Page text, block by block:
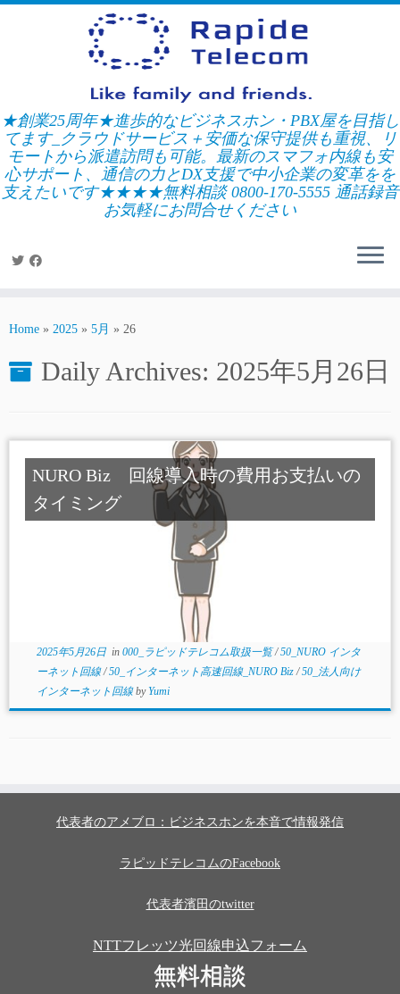
Skip
★創業25周年★進歩的なビジネスホン・PBX屋を目指し
てます_クラウドサービス＋安価な保守提供も重視、リ
モートから派遣訪問も可能。最新のスマフォ内線も安
心サポート、通信の力とDX支援で中小企業の変革をを
支えたいです★★★★無料相談 0800-170-5555 通話録音
お気軽にお問合せください
Home » 2025 » 5月 » 26
Daily Archives: 2025年5月26日
NURO Biz 回線導入時の費用お支払いの
タイミング
2025年5月26日in 000_ラピッドテレコム取扱一覧/50_NURO インタ
ーネット回線/50_インターネット高速回線_NURO Biz/50_法人向け
インターネット回線byYumi
代表者のアメブロ：ビジネスホンを本音で情報発信
ラピッドテレコムのFacebook
代表者濱田のtwitter
NTTフレッツ光回線申込フォーム
無料相談